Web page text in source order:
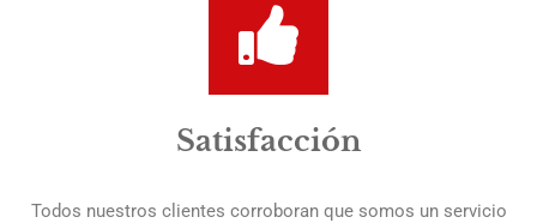
Satisfacción
Todos nuestros clientes corroboran que somos un servicio